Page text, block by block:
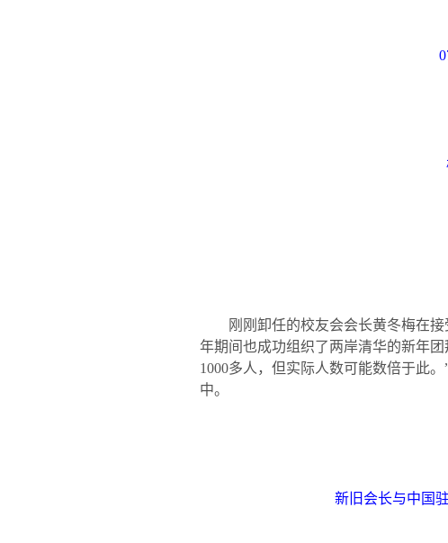
刚刚卸任的校友会会长黄冬梅在
年期间也成功组织了两岸清华的新年
1000多人，但实际人数可能数倍于此
中。
新旧会长与中国